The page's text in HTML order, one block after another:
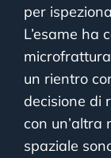
per
L’esame ha
un rientro
decisione di
con un’altra
spaziale